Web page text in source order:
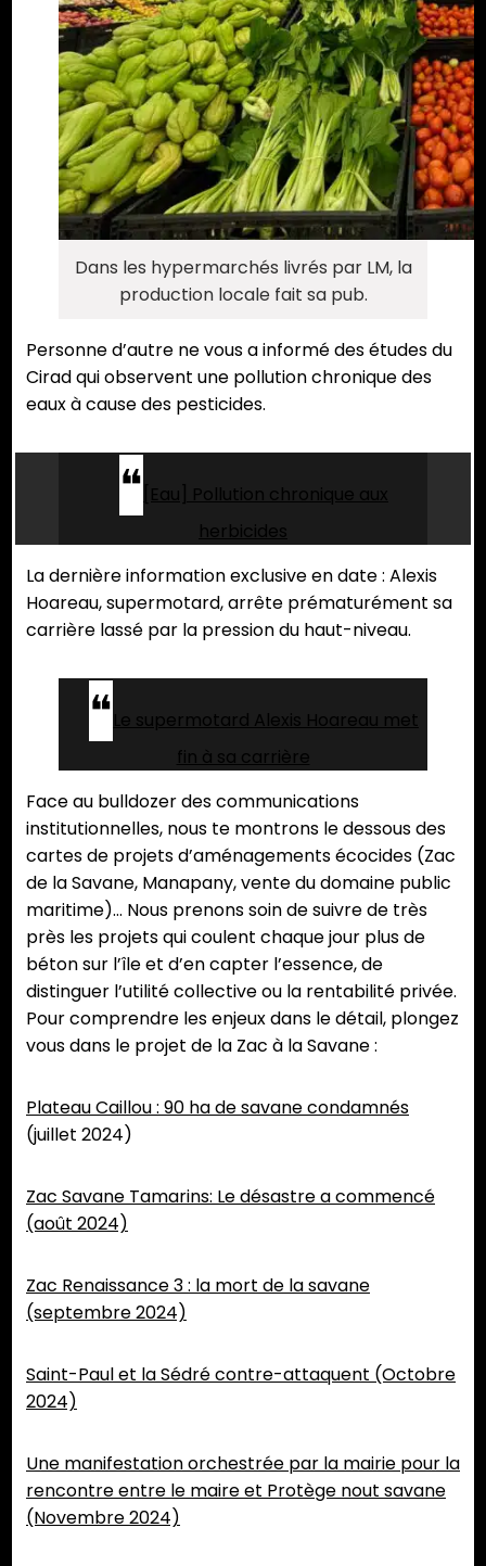
Dans les hypermarchés livrés par LM, la
production locale fait sa pub.
Personne d’autre ne vous a informé des études du
Cirad qui observent une pollution chronique des
eaux à cause des pesticides.
[Eau] Pollution chronique aux
herbicides
La dernière information exclusive en date : Alexis
Hoareau, supermotard, arrête prématurément sa
carrière lassé par la pression du haut-niveau.
Le supermotard Alexis Hoareau met
fin à sa carrière
Face au bulldozer des communications
institutionnelles, nous te montrons le dessous des
cartes de projets d’aménagements écocides (Zac
de la Savane, Manapany, vente du domaine public
maritime)… Nous prenons soin de suivre de très
près les projets qui coulent chaque jour plus de
béton sur l’île et d’en capter l’essence, de
distinguer l’utilité collective ou la rentabilité privée.
Pour comprendre les enjeux dans le détail, plongez
vous dans le projet de la Zac à la Savane :
Plateau Caillou : 90 ha de savane condamnés
(juillet 2024)
Zac Savane Tamarins: Le désastre a commencé
(août 2024)
Zac Renaissance 3 : la mort de la savane
(septembre 2024)
Saint-Paul et la Sédré contre-attaquent (Octobre
2024)
Une manifestation orchestrée par la mairie pour la
rencontre entre le maire et Protège nout savane
(Novembre 2024)